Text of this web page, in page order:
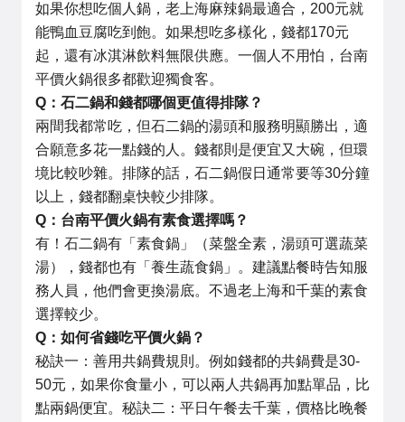
如果你想吃個人鍋，老上海麻辣鍋最適合，200元就
能鴨血豆腐吃到飽。如果想吃多樣化，錢都170元
起，還有冰淇淋飲料無限供應。一個人不用怕，台南
平價火鍋很多都歡迎獨食客。
Q：石二鍋和錢都哪個更值得排隊？
兩間我都常吃，但石二鍋的湯頭和服務明顯勝出，適
合願意多花一點錢的人。錢都則是便宜又大碗，但環
境比較吵雜。排隊的話，石二鍋假日通常要等30分鐘
以上，錢都翻桌快較少排隊。
Q：台南平價火鍋有素食選擇嗎？
有！石二鍋有「素食鍋」（菜盤全素，湯頭可選蔬菜
湯），錢都也有「養生蔬食鍋」。建議點餐時告知服
務人員，他們會更換湯底。不過老上海和千葉的素食
選擇較少。
Q：如何省錢吃平價火鍋？
秘訣一：善用共鍋費規則。例如錢都的共鍋費是30-
50元，如果你食量小，可以兩人共鍋再加點單品，比
點兩鍋便宜。秘訣二：平日午餐去千葉，價格比晚餐